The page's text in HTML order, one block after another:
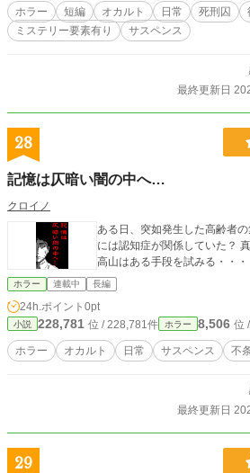
ホラー 短編 オカルト 日常 死刑囚
ミステリー要素有り
サスペンス
最終更新日
28
記憶は仄暗い闇の中へ…
クロイノ
ある日、突如発生した高齢者
には認知症が関係していた？
高山はある手段を試みる・・・
ホラー 連載中 長編
24h.ポイント 0pt
小説 228,781 位 / 228,781件 ホラー 8,506 位
ホラー オカルト 日常 サスペンス 不
最終更新日
29